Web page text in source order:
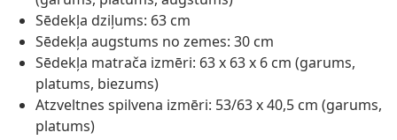
Sēdekļa dziļums: 63 cm
Sēdekļa augstums no zemes: 30 cm
Sēdekļa matrača izmēri: 63 x 63 x 6 cm (garums,
platums, biezums)
Atzveltnes spilvena izmēri: 53/63 x 40,5 cm (garums,
platums)